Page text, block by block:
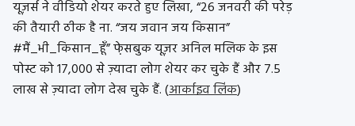
यूज़र्स ने वीडियो शेयर करते हुए लिखा, “26 जनवरी की परेड़
की तैयारी ठीक है ना. “जय जवान जय किसान”
#मैं_भी_किसान_हूँ” फे़सबुक यूज़र अनिल मलिक के इस
पोस्ट को 17,000 से ज़्यादा लोग शेयर कर चुके हैं और 7.5
लाख से ज़्यादा लोग देख चुके हैं. (आर्काइव लिंक)